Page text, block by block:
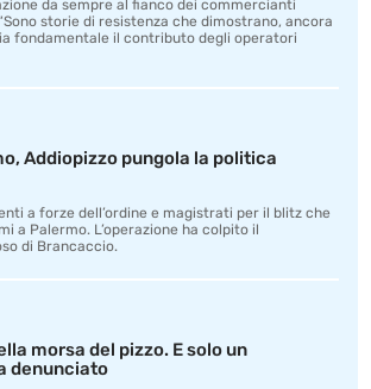
da sempre al fianco dei commercianti
storie di resistenza che dimostrano, ancora
fondamentale il contributo degli operatori
Addiopizzo pungola la politica
a forze dell’ordine e magistrati per il blitz che
a Palermo. L’operazione ha colpito il
di Brancaccio.
morsa del pizzo. E solo un
denunciato